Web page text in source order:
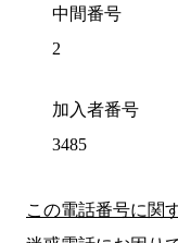
中間番号
2
加入者番号
3485
この電話番号に関